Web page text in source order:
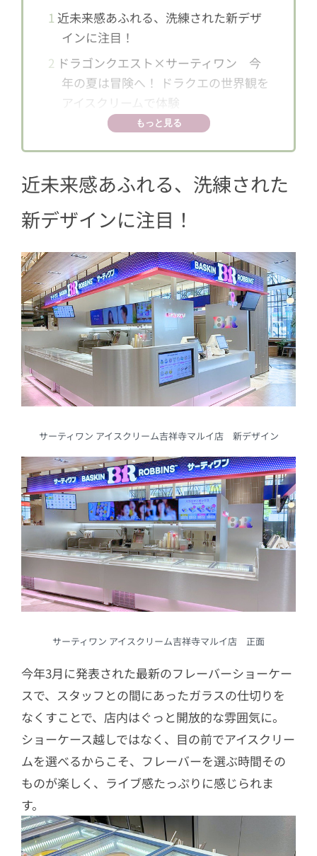
1 近未来感あふれる、洗練された新デザ
インに注目！
2 ドラゴンクエスト×サーティワン 今
年の夏は冒険へ！ ドラクエの世界観を
アイスクリームで体験
かいしんのいちげき！ -ゴールデン
パインレモネード-
2.2スライムたちがあらわれた! バトル
サンデー
2.3ドラゴンクエスト 40thセット
クリームケーキ
もっと見る
近未来感あふれる、洗練された
新デザインに注目！
サーティワン アイスクリーム吉祥寺マルイ店 新デザイン
サーティワン アイスクリーム吉祥寺マルイ店 正面
今年3月に発表された最新のフレーバーショーケー
スで、スタッフとの間にあったガラスの仕切りを
なくすことで、店内はぐっと開放的な雰囲気に。
ショーケース越しではなく、目の前でアイスクリー
ムを選べるからこそ、フレーバーを選ぶ時間その
ものが楽しく、ライブ感たっぷりに感じられま
す。